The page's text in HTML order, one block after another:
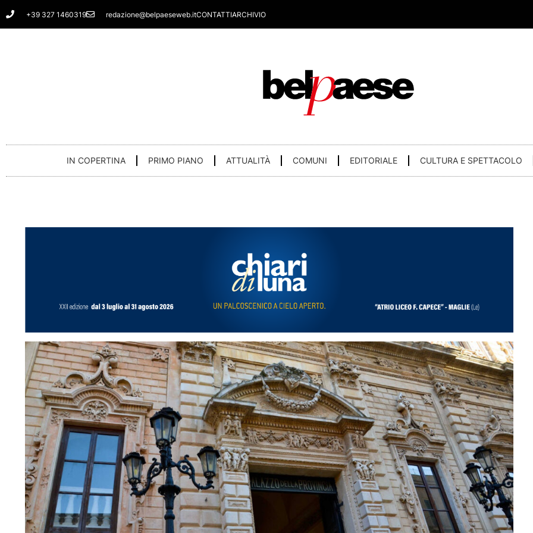
Vai
al
+39 327 1460319 redazione@belpaeseweb.itCONTATTIARCHIVIO
IN COPERTINA PRIMO PIANO ATTUALITÀ COMUNI EDITORIALE CULTURA E SPETTACOLO